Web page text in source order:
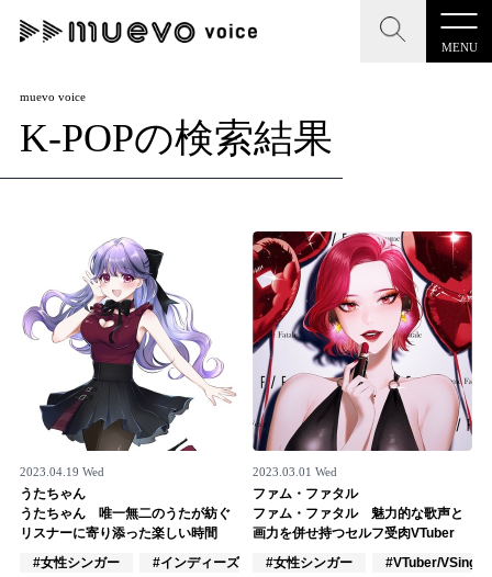
MENU
CLOSE
記事を検索する
人気ワード
#男性SSW #ポップス #女性SSW #ロック
#男性シンガー #HR/HM #女性シンガー
#ヒップホップ #男性シンガーグループ #R&B/ソウル
CLOSE
muevo media
"読者の声を形にする”音楽特化メディア
MENU
記事一覧
プレスリリース一覧
会社概要
お問い合わせ
記事リクエスト
ログイン
muevo voice
K-POPの検索結果
2023.04.19 Wed
うたちゃん
うたちゃん 唯一無二のうたが紡ぐ
リスナーに寄り添った楽しい時間
#女性シンガー
#インディーズ #女性アイドル
2023.03.01 Wed
ファム・ファタル
ファム・ファタル 魅力的な歌声と
画力を併せ持つセルフ受肉VTuber
#女性シンガー
#VTuber/VSinger